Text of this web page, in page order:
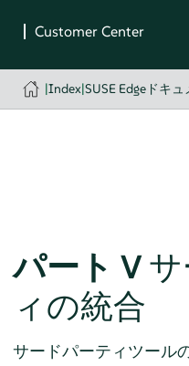
|Index|SUSE Edgeドキュ
パート V
ィの統合
サードパーティツール